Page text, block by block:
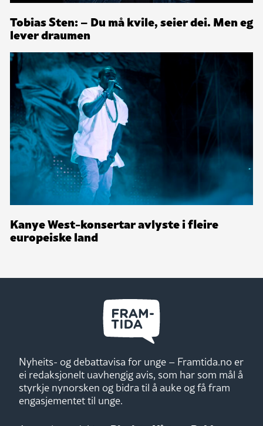
Tobias Sten: – Du må kvile, seier dei. Men eg
lever draumen
Kanye West-konsertar avlyste i fleire
europeiske land
Nyheits- og debattavisa for unge – Framtida.no er
ei redaksjonelt uavhengig avis, som har som mål å
styrkje nynorsken og bidra til å auke og få fram
engasjementet til unge.